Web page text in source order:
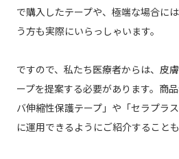
で購入したテープや、極端な場合に
う方も実際にいらっしゃいます。
ですので、私たち医療者からは、皮
ープを提案する必要があります。商
バ伸縮性保護テープ」や「セラプラ
に運用できるようにご紹介することも